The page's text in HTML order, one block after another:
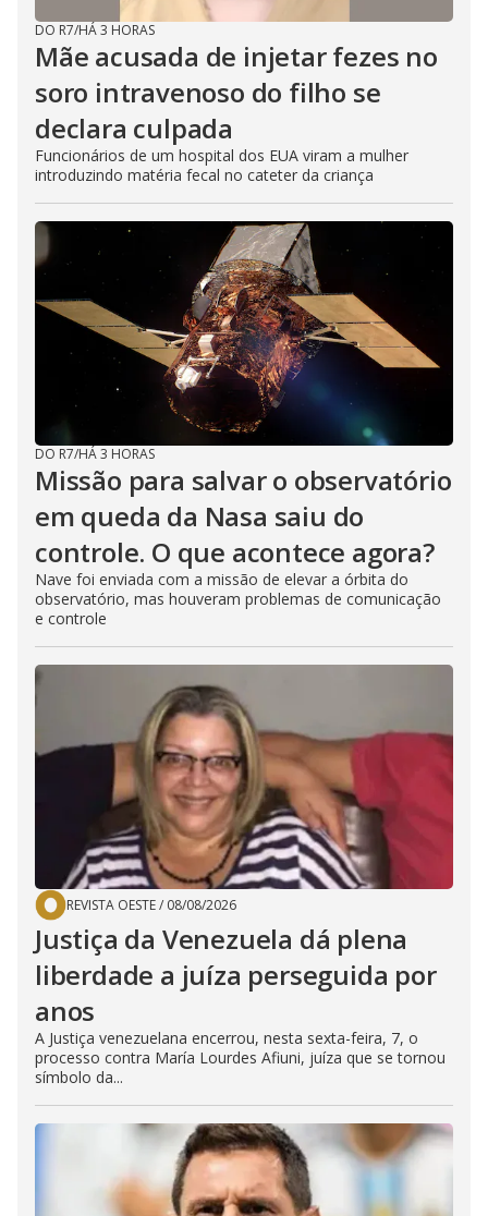
DO R7/HÁ 3 HORAS
Mãe acusada de injetar fezes no
soro intravenoso do filho se
declara culpada
Funcionários de um hospital dos EUA viram a mulher
introduzindo matéria fecal no cateter da criança
DO R7/HÁ 3 HORAS
Missão para salvar o observatório
em queda da Nasa saiu do
controle. O que acontece agora?
Nave foi enviada com a missão de elevar a órbita do
observatório, mas houveram problemas de comunicação
e controle
REVISTA OESTE/ 08/08/2026
Justiça da Venezuela dá plena
liberdade a juíza perseguida por
anos
A Justiça venezuelana encerrou, nesta sexta-feira, 7, o
processo contra María Lourdes Afiuni, juíza que se tornou
símbolo da...